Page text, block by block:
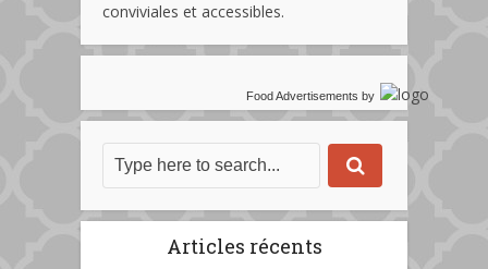
conviviales et accessibles.
Food Advertisements by
Articles récents